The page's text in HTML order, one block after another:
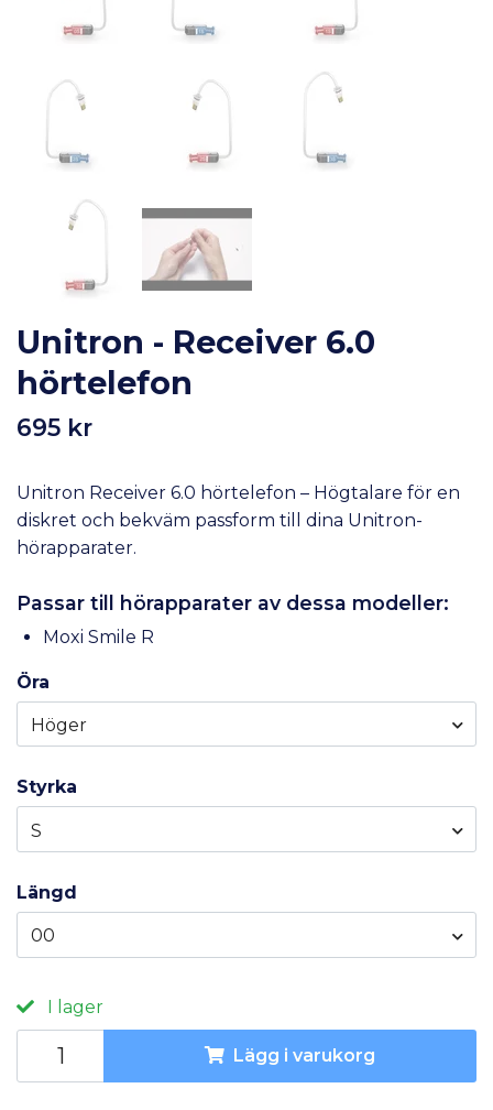
Unitron - Receiver 6.0
hörtelefon
695 kr
Unitron Receiver 6.0 hörtelefon – Högtalare för en
diskret och bekväm passform till dina Unitron-
hörapparater.
Passar till hörapparater av dessa modeller:
Moxi Smile R
Öra
Höger
Styrka
S
Längd
00
I lager
Lägg i varukorg